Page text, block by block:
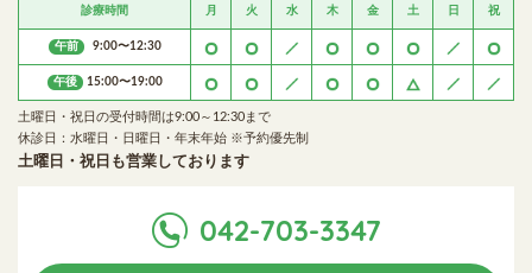
診療時間 月 火 水 木 金 土 日 祝
午前 9:00〜12:30
午後 15:00〜19:00
土曜日・祝日の受付時間は9:00～12:30まで
休診日：水曜日・日曜日・年末年始 ※予約優先制
土曜日・祝日も営業しております
042-703-3347